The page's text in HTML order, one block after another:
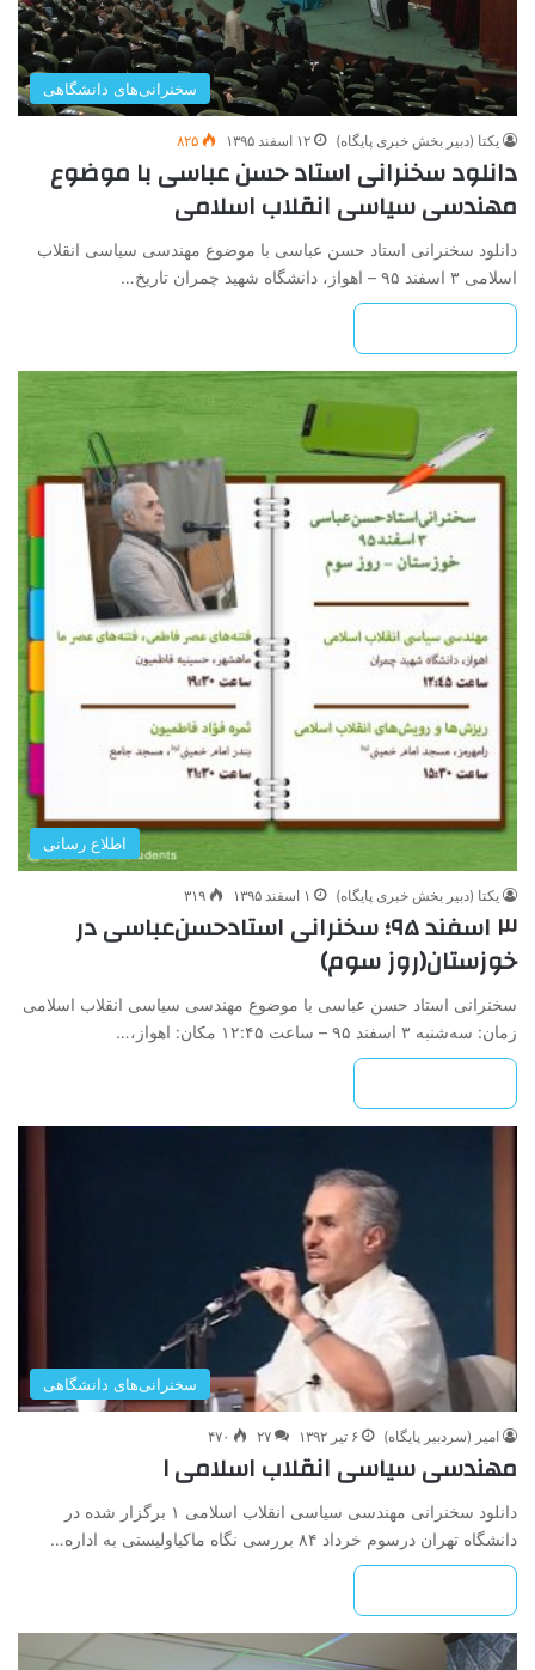
سخنرانی‌های دانشگاهی
یکتا (دبیر بخش خبری پایگاه) ۱۲ اسفند ۱۳۹۵ ۸۲۵
دانلود سخنرانی استاد حسن عباسی با موضوع
مهندسی سیاسی انقلاب اسلامی
دانلود سخنرانی استاد حسن عباسی با موضوع مهندسی سیاسی انقلاب
اسلامی ۳ اسفند ۹۵ – اهواز، دانشگاه شهید چمران تاریخ…
اطلاع رسانی
یکتا (دبیر بخش خبری پایگاه) ۱ اسفند ۱۳۹۵ ۳۱۹
۳ اسفند ۹۵؛ سخنرانی استاد‌حسن‌عباسی در
خوزستان‌(روز سوم)
سخنرانی استاد حسن عباسی با موضوع مهندسی سیاسی انقلاب اسلامی
زمان: سه‌شنبه ۳ اسفند ۹۵ – ساعت ۱۲:۴۵ مکان: اهواز،…
سخنرانی‌های دانشگاهی
امیر (سردبیر پایگاه) ۶ تیر ۱۳۹۲ ۲۷ ۴۷۰
مهندسی سیاسی انقلاب اسلامی ۱
دانلود سخنرانی مهندسی سیاسی انقلاب اسلامی ۱ برگزار شده در
دانشگاه تهران درسوم خرداد ۸۴ بررسی نگاه ماکیاولیستی به اداره…